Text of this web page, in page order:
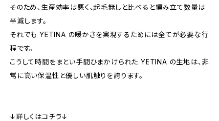
そのため、生産効率は悪く、起毛無しと比べると編み立て数量は
半減します。
それでも YETINA の暖かさを実現するためには全てが必要な行
程です。
こうして時間をまとい手間ひまかけられた YETINA の生地は、非
常に高い保温性と優しい肌触りを誇ります。
↓詳しくはコチラ↓